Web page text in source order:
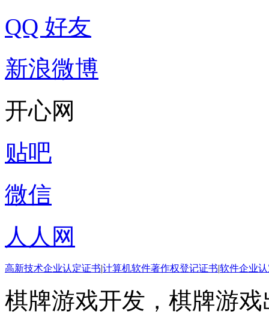
QQ 好友
新浪微博
开心网
贴吧
微信
人人网
高新技术企业认定证书|计算机软件著作权登记证书|软件企业
棋牌游戏开发，棋牌游